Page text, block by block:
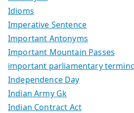
Idioms
Imperative Sentence
Important Antonyms
Important Mountain Passes
important parliamentary
Independence Day
Indian Army Gk
Indian Contract Act